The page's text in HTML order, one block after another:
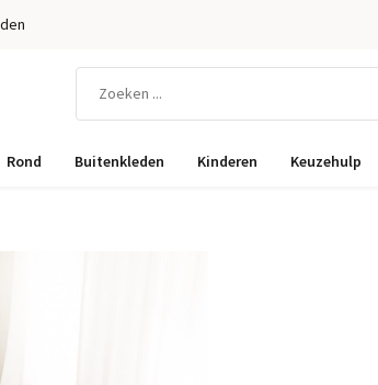
Rond Buitenkleden Kinderen Keuzehulp